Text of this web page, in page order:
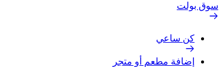
سوق بولت
كن ساعي
إضافة مطعم أو متجر